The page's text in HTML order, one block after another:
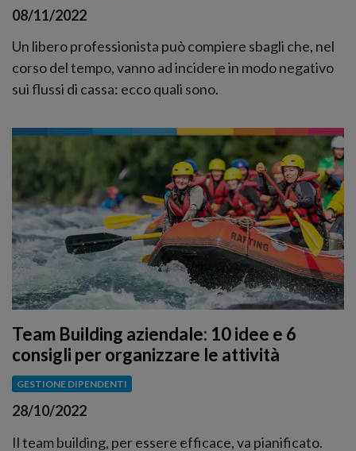
08/11/2022
Un libero professionista può compiere sbagli che, nel
corso del tempo, vanno ad incidere in modo negativo
sui flussi di cassa: ecco quali sono.
Team Building aziendale: 10 idee e 6
consigli per organizzare le attività
GESTIONE DIPENDENTI
28/10/2022
Il team building, per essere efficace, va pianificato.